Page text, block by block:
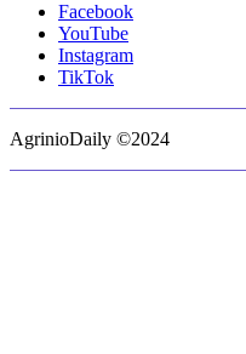
Facebook
YouTube
Instagram
TikTok
AgrinioDaily ©2024